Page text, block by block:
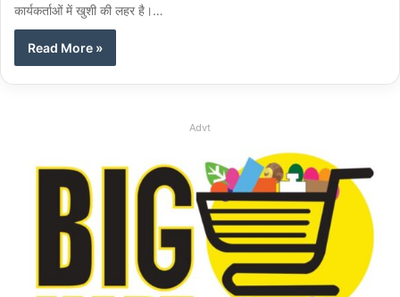
कार्यकर्ताओं में खुशी की लहर है।…
Read More »
Advt